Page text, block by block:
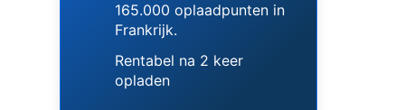
165.000 oplaadpunten in
Frankrijk.
Rentabel na 2 keer
opladen